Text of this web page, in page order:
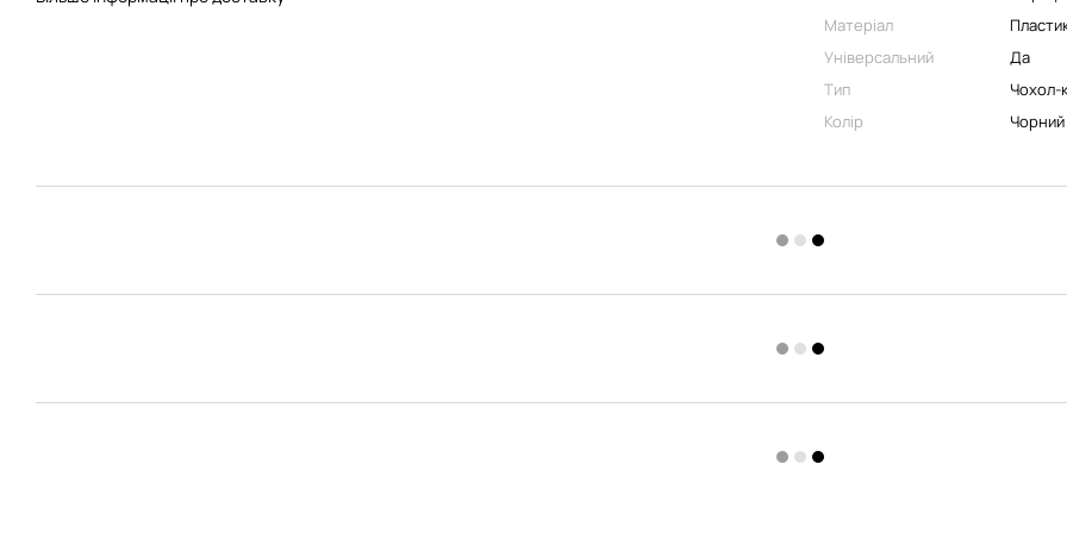
Матеріал
Універсальний
Да
Тип
Чохол-
Колір
Чорний